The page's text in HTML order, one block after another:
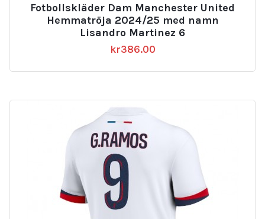
Fotbollskläder Dam Manchester United
Hemmatröja 2024/25 med namn
Lisandro Martinez 6
kr386.00